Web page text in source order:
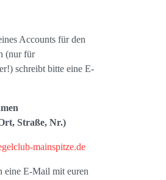
Accounts für den
(nur für
schreibt bitte eine E-
Straße, Nr.)
mainspitze.de
eine E-Mail mit euren